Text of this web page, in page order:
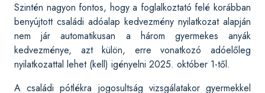
Szintén nagyon fontos, hogy a foglalkoztató felé korábban
benyújtott családi adóalap kedvezmény nyilatkozat alapján
nem jár automatikusan a három gyermekes anyák
kedvezménye, azt külön, erre vonatkozó adóelőleg
nyilatkozattal lehet (kell) igényelni 2025. október 1-től.
A családi pótlékra jogosultság vizsgálatakor gyermekkel